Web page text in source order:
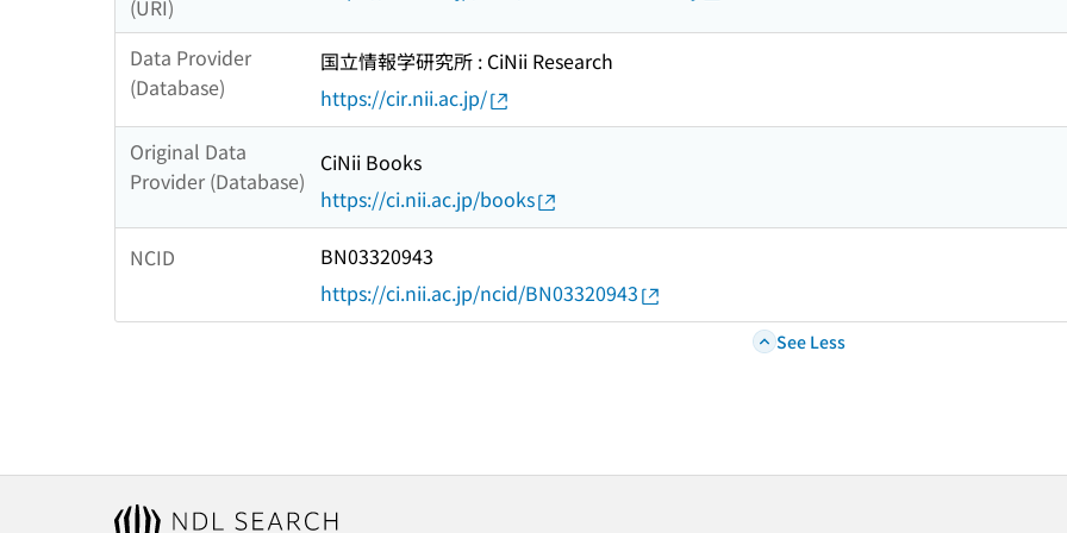
(URI)
Data Provider
(Database)
国立情報学研究所 : CiNii Research
https://cir.nii.ac.jp/
Original Data
Provider (Database)
CiNii Books
https://ci.nii.ac.jp/books
NCID
BN03320943
https://ci.nii.ac.jp/ncid/BN03320943
See Less